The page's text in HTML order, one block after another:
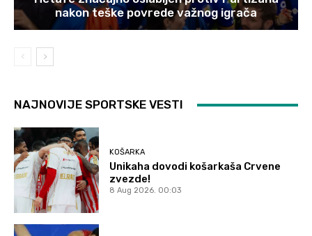
nakon teške povrede važnog igrača
NAJNOVIJE SPORTSKE VESTI
KOŠARKA
Unikaha dovodi košarkaša Crvene
zvezde!
8 Aug 2026. 00:03